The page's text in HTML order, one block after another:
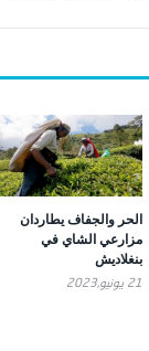
الحر والجفاف يطاردان
مزارعي الشاي في
بنغلاديش
21 يونيو,2023